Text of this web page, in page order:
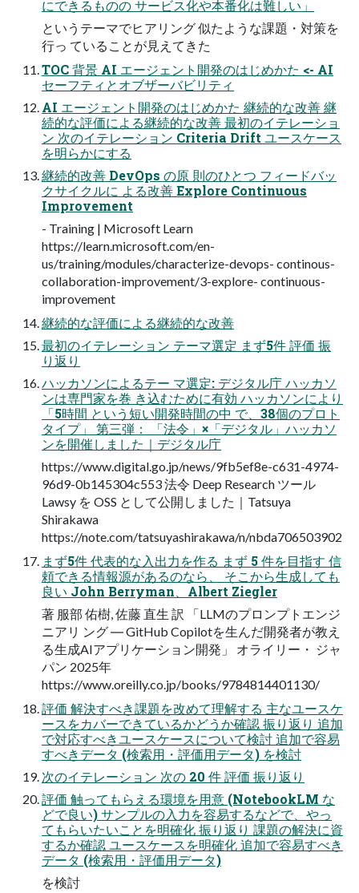
にできるものの サービス化や本番化は難しい」
というテーマでヒアリング 似たような課題・対策を
行っ ていることが見えてきた
TOC 背景 AI エージェント開発のはじめかた <- AI
セーフティとオブザーバビリティ
AI エージェント開発のはじめかた 継続的な改善 継
続的な評価による継続的な改善 最初のイテレーショ
ン 次のイテレーション Criteria Drift ユースケース
を明らかにする
継続的改善 DevOps の原 則のひとつ フィードバッ
クサイクルに よる改善 Explore Continuous
Improvement
- Training | Microsoft Learn
https://learn.microsoft.com/en-
us/training/modules/characterize-devops- continous-
collaboration-improvement/3-explore- continuous-
improvement
継続的な評価による継続的な改善
最初のイテレーション テーマ選定 まず5件 評価 振
り返り
ハッカソンによるテー マ選定: デジタル庁 ハッカソ
ンは専門家を巻 き込むために有効 ハッカソンにより
「5時間 という短い開発時間の中 で、38個のプロト
タイプ」 第三弾： 「法令」×「デジタル」ハッカソ
ンを開催しました｜デジタル庁
https://www.digital.go.jp/news/9fb5ef8e-c631-4974-
96d9-0b145304c553 法令 Deep Research ツール
Lawsy を OSS として公開しました｜Tatsuya
Shirakawa
https://note.com/tatsuyashirakawa/n/nbda706503902
まず5件 代表的な入出力を作る まず 5 件を目指す 信
頼できる情報源があるのなら、 そこから生成しても
良い John Berryman、Albert Ziegler
著 服部 佑樹, 佐藤 直生 訳 「LLMのプロンプトエンジ
ニアリ ング ― GitHub Copilotを生んだ開発者が教え
る生成AIアプリケーション開発」 オライリー・ ジャ
パン 2025年
https://www.oreilly.co.jp/books/9784814401130/
評価 解決すべき課題を改めて理解する 主なユースケ
ースをカバーできているかどうか確認 振り返り 追加
で対応すべきユースケースについて検討 追加で容易
すべきデータ (検索用・評価用データ) を検討
次のイテレーション 次の 20 件 評価 振り返り
評価 触ってもらえる環境を用意 (NotebookLM な
どで良い) サンプルの入力を容易するなどで、やっ
てもらいたいことを明確化 振り返り 課題の解決に資
するか確認 ユースケースを明確化 追加で容易すべき
データ (検索用・評価用データ)
を検討